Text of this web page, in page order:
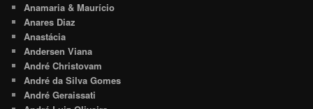
Anamaria & Maurício
Anares Diaz
Anastácia
Andersen Viana
André Christovam
André da Silva Gomes
André Geraissati